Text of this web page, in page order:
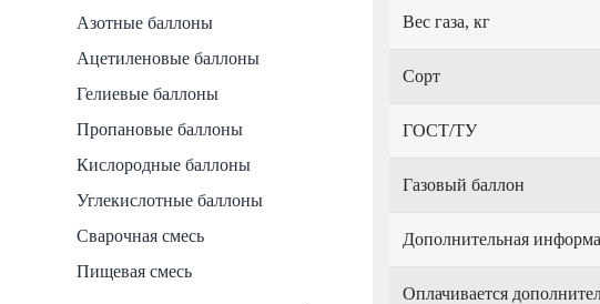
Азотные баллоны
Ацетиленовые баллоны
Гелиевые баллоны
Пропановые баллоны
Кислородные баллоны
Углекислотные баллоны
Сварочная смесь
Пищевая смесь
Вес газа, кг
Сорт
ГОСТ/ТУ
Газовый баллон
Дополнительная
Оплачивается